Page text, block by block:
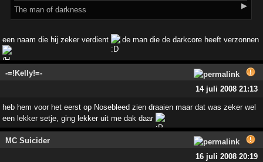
▶
The man of darkness
een naam die hij zeker verdient de man die de darkcore heeft verzonnen
-=!Kelly!=-
14 juli 2008 21:13
heb hem voor het eerst op Nosebleed zien draaien maar dat was zeker wel
een lekker setje, ging lekker uit me dak daar
MC Suicider
16 juli 2008 20:19